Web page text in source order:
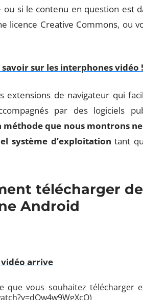
ou si le contenu en question est
licence Creative Commons, ou
sur les interphones vidéo !
de navigateur qui
par des logiciels
méthode que nous montrons
système d’exploitation tant
télécharger
Android
arrive
que vous souhaitez télécharger